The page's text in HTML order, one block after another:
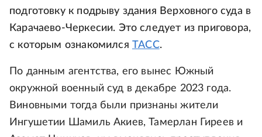
подготовку к подрыву здания Верховного суда в
Карачаево-Черкесии. Это следует из приговора,
с которым ознакомился ТАСС.
По данным агентства, его вынес Южный
окружной военный суд в декабре 2023 года.
Виновными тогда были признаны жители
Ингушетии Шамиль Акиев, Тамерлан Гиреев и